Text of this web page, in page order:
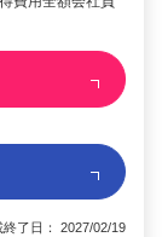
了日： 2027/02/19